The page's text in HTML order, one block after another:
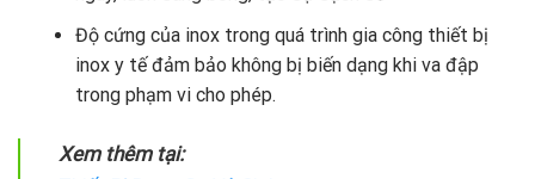
Độ cứng của inox trong quá trình gia công thiết bị
inox y tế đảm bảo không bị biến dạng khi va đập
trong phạm vi cho phép.
Xem thêm tại: